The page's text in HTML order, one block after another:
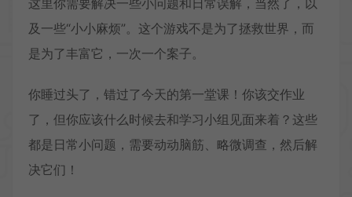
及一些“小小麻烦”。这个游戏不是为了拯救世界，而
是为了丰富它，一次一个案子。
你睡过头了，错过了今天的第一堂课！你该交作业
了，但你应该什么时候去和学习小组见面来着？这些
都是日常小问题，需要动动脑筋、略微调查，然后解
决它们！